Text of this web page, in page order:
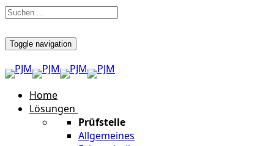
Toggle navigation
Home
Lösungen
Prüfstelle
Allgemeines